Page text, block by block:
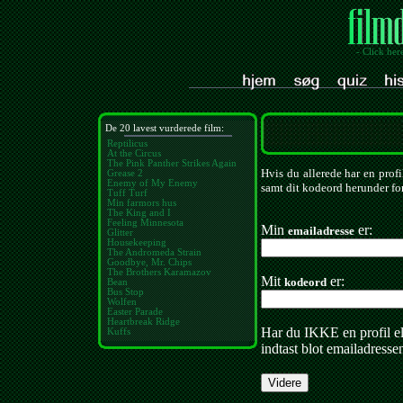
- Click
De 20 lavest vurderede film:
Reptilicus
At the Circus
The Pink Panther Strikes Again
Grease 2
Enemy of My Enemy
Tuff Turf
Min farmors hus
The King and I
Feeling Minnesota
Glitter
Housekeeping
The Andromeda Strain
Goodbye, Mr. Chips
The Brothers Karamazov
Bean
Bus Stop
Wolfen
Easter Parade
Heartbreak Ridge
Kuffs
Hvis du allerede har en
samt dit kodeord herunder
Minemailadresseer:
Mitkodeorder:
Har du IKKE en profil
indtast blot